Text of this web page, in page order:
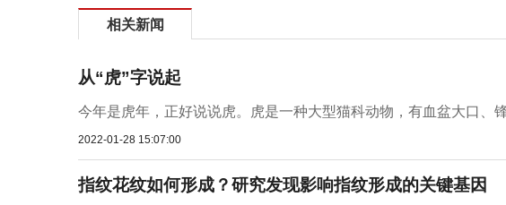
相关新闻
从“虎”字说起
今年是虎年，正好说说虎。虎是一种大型猫科动物，有血盆大口、
2022-01-28 15:07:00
指纹花纹如何形成？研究发现影响指纹形成的关键基因